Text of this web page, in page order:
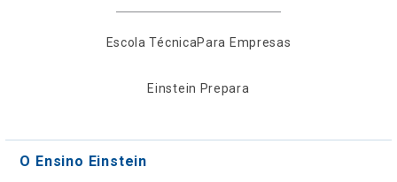
Escola TécnicaPara Empresas
Einstein Prepara
O Ensino Einstein